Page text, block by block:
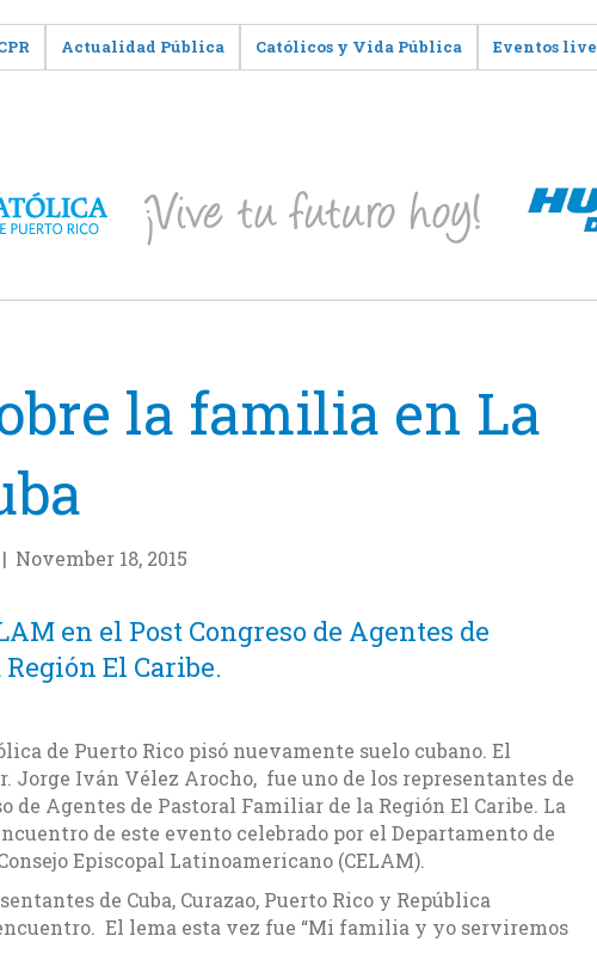
Actualidad Pública Católicos y Vida Pública Eventos live
la familia en La
| November 18, 2015
en el Post Congreso de Agentes de
El Caribe.
de Puerto Rico pisó nuevamente suelo cubano. El
Jorge Iván Vélez Arocho, fue uno de los representantes de
de Agentes de Pastoral Familiar de la Región El Caribe. La
de este evento celebrado por el Departamento de
Episcopal Latinoamericano (CELAM).
de Cuba, Curazao, Puerto Rico y República
El lema esta vez fue “Mi familia y yo serviremos